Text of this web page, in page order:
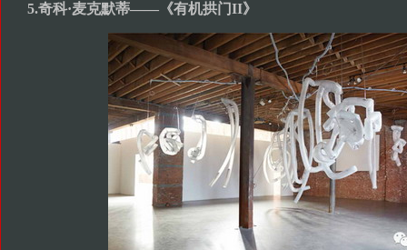
5.奇科·麦克默蒂——《有机拱门II》